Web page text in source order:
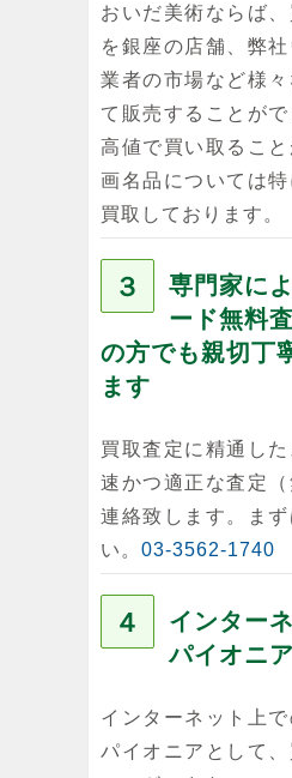
おいだ美術ならば
を銀座の店舗、弊社
業者の市場など様
て販売することが
高値で買い取るこ
画名品については
買取しております。
３
専門家に
ード無料
の方でも親切丁
ます
買取査定に精通し
速かつ適正な査定
連絡致します。ま
い。 03-3562-1740
４
インター
パイオニア
インターネット上
パイオニアとして